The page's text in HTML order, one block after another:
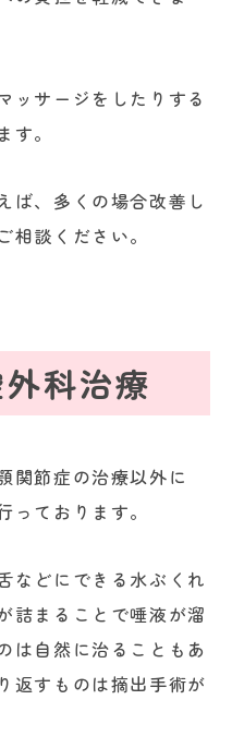
ッサージをしたりする
。
ば、多くの場合改善し
相談ください。
科治療
関節症の治療以外に
っております。
などにできる水ぶくれ
詰まることで唾液が溜
は自然に治ることもあ
返すものは摘出手術が